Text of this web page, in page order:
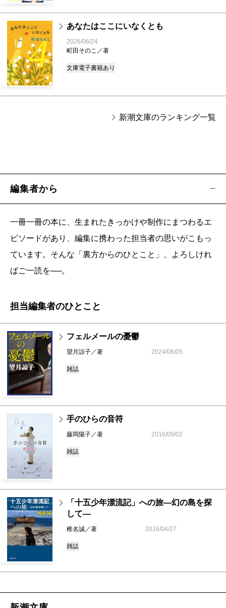
4
あなたはここにいなくとも
2026/06/24
町田そのこ／著
文庫電子書籍あり
新潮文庫のランキング一覧
編集者から
一冊一冊の本に、生まれたきっかけや制作にまつわるエ
ピソードがあり、編集に携わった担当者の思いがこもっ
ています。そんな「裏方からのひとこと」、よろしけれ
ばご一読を──。
担当編集者のひとこと
フェルメールの憂鬱
望月諒子／著 2024/06/05
雑誌
手のひらの音符
藤岡陽子／著 2016/09/02
雑誌
「十五少年漂流記」への旅―幻の島を探
して―
椎名誠／著 2016/04/27
雑誌